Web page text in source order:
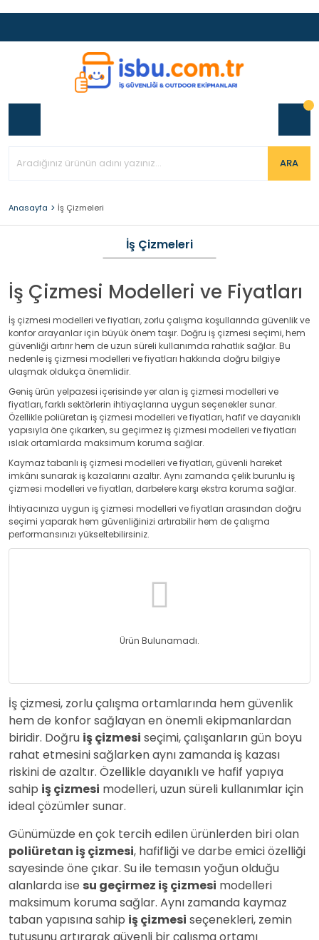
ARA
Anasayfa İş Çizmeleri
İş Çizmeleri
İş Çizmesi Modelleri ve Fiyatları
İş çizmesi modelleri ve fiyatları, zorlu çalışma koşullarında güvenlik ve
konfor arayanlar için büyük önem taşır. Doğru iş çizmesi seçimi, hem
güvenliği artırır hem de uzun süreli kullanımda rahatlık sağlar. Bu
nedenle iş çizmesi modelleri ve fiyatları hakkında doğru bilgiye
ulaşmak oldukça önemlidir.
Geniş ürün yelpazesi içerisinde yer alan iş çizmesi modelleri ve
fiyatları, farklı sektörlerin ihtiyaçlarına uygun seçenekler sunar.
Özellikle poliüretan iş çizmesi modelleri ve fiyatları, hafif ve dayanıklı
yapısıyla öne çıkarken, su geçirmez iş çizmesi modelleri ve fiyatları
ıslak ortamlarda maksimum koruma sağlar.
Kaymaz tabanlı iş çizmesi modelleri ve fiyatları, güvenli hareket
imkânı sunarak iş kazalarını azaltır. Aynı zamanda çelik burunlu iş
çizmesi modelleri ve fiyatları, darbelere karşı ekstra koruma sağlar.
İhtiyacınıza uygun iş çizmesi modelleri ve fiyatları arasından doğru
seçimi yaparak hem güvenliğinizi artırabilir hem de çalışma
performansınızı yükseltebilirsiniz.
Ürün Bulunamadı.
İş çizmesi, zorlu çalışma ortamlarında hem güvenlik
hem de konfor sağlayan en önemli ekipmanlardan
biridir. Doğru iş çizmesi seçimi, çalışanların gün boyu
rahat etmesini sağlarken aynı zamanda iş kazası
riskini de azaltır. Özellikle dayanıklı ve hafif yapıya
sahip iş çizmesi modelleri, uzun süreli kullanımlar için
ideal çözümler sunar.
Günümüzde en çok tercih edilen ürünlerden biri olan
poliüretan iş çizmesi, hafifliği ve darbe emici özelliği
sayesinde öne çıkar. Su ile temasın yoğun olduğu
alanlarda ise su geçirmez iş çizmesi modelleri
maksimum koruma sağlar. Aynı zamanda kaymaz
taban yapısına sahip iş çizmesi seçenekleri, zemin